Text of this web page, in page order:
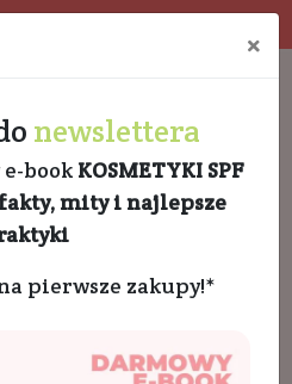
×
newslettera
book KOSMETYKI SPF
fakty, mity i najlepsze
pierwsze zakupy!*